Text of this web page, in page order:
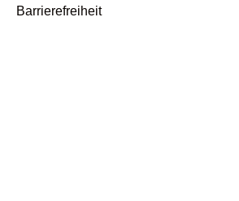
Barrierefreiheit